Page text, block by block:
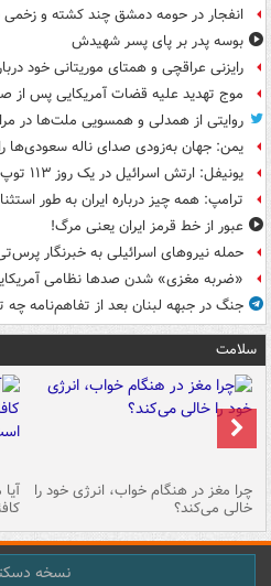
انفجار در حومه دمشق چند کشته و زخمی
بوسه‌ پدر بر پای پسر شهیدش
رایزنی عراقچی و همتای موریتانی خود
موج تهدید علیه قضات آمریکایی پس از
روایتی از همدلی و همسویی ملت‌ها در
یمن: جهان به‌زودی صدای ناله سعودی‌ها
یونیفل: ارتش اسرائیل در یک روز ۱۱۳ توپ به جنوب لبنان شلیک کرده است
ترامپ: همه چیز درباره ایران به طور
عبور از خط قرمز ایران یعنی مرگ!
حمله نیروهای اسرائیلی به خبرنگار
«ضربه مغزی» شدن صدها نظامی
جنگ در جبهه لبنان بعد از تفاهم‌نامه چه
سلامت
چرا مغز در هنگام خواب، انرژی خود را
خالی می‌کند؟
نسخه